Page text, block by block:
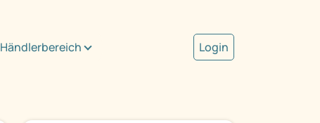
Händlerbereich Login